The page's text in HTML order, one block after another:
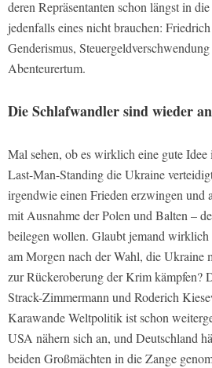
deren Repräsentanten schon längst in
jedenfalls eines nicht brauchen:
Genderismus,
Abenteurertum.
Die Schlafwandler sind wieder
Mal sehen, ob es wirklich eine gute Idee
Last-Man-Standing die Ukraine
irgendwie einen Frieden erzwingen und
mit Ausnahme der Polen und Balten –
beilegen wollen. Glaubt jemand
am Morgen nach der Wahl, die Ukraine
zur Rückeroberung der Krim kämpfen?
Strack-Zimmermann und Roderich
Karawande Weltpolitik ist schon
USA nähern sich an, und Deutschland
beiden Großmächten in die Zange